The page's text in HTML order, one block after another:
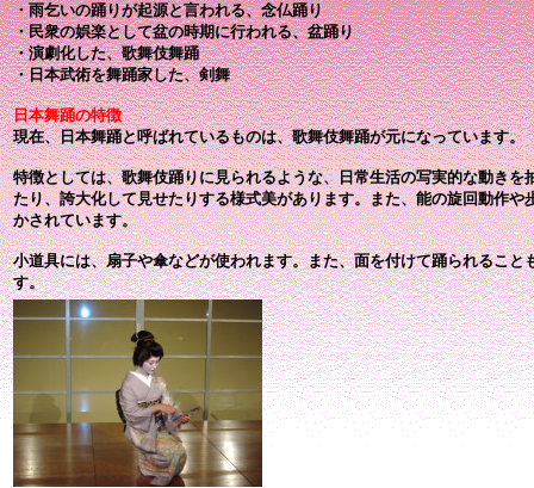
・雨乞いの踊りが起源と言われる、念仏踊り
・民衆の娯楽として盆の時期に行われる、盆踊り
・演劇化した、歌舞伎舞踊
・日本武術を舞踊家した、剣舞
日本舞踊の特徴
現在、日本舞踊と呼ばれているものは、歌舞伎舞踊が元になっています。
特徴としては、歌舞伎踊りに見られるような、日常生活の写実的な動きを
たり、誇大化して見せたりする様式美があります。また、能の旋回動作や
かされています。
小道具には、扇子や傘などが使われます。また、面を付けて踊られること
す。